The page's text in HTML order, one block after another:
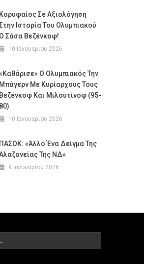
Κορυφαίος Σε Αξιολόγηση
Ιστορία Του Ολυμπιακού
Ο Σάσα Βεζένκοφ!
10 Ιανουαρίου 2026
Ο Ολυμπιακός Την
Μπάγερν Με Κυρίαρχους Τους
Βεζένκοφ Και Μιλουτίνοφ (95-
80)
10 Ιανουαρίου 2026
ΠΑΣΟΚ: «Άλλο Ένα Δείγμα Της
Της ΝΔ»
9 Ιανουαρίου 2026